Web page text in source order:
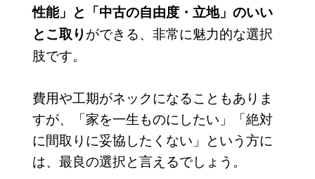
性能」と「中古の自由度・立地」のいい
とこ取りができる、非常に魅力的な選択
肢です。
費用や工期がネックになることもありま
すが、「家を一生ものにしたい」「絶対
に間取りに妥協したくない」という方に
は、最良の選択と言えるでしょう。